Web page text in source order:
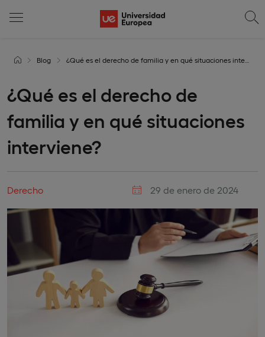
Blog ¿Qué es el derecho de familia y en qué situaciones interviene?
¿Qué es el derecho de
familia y en qué situaciones
interviene?
Derecho 29 de enero de 2024